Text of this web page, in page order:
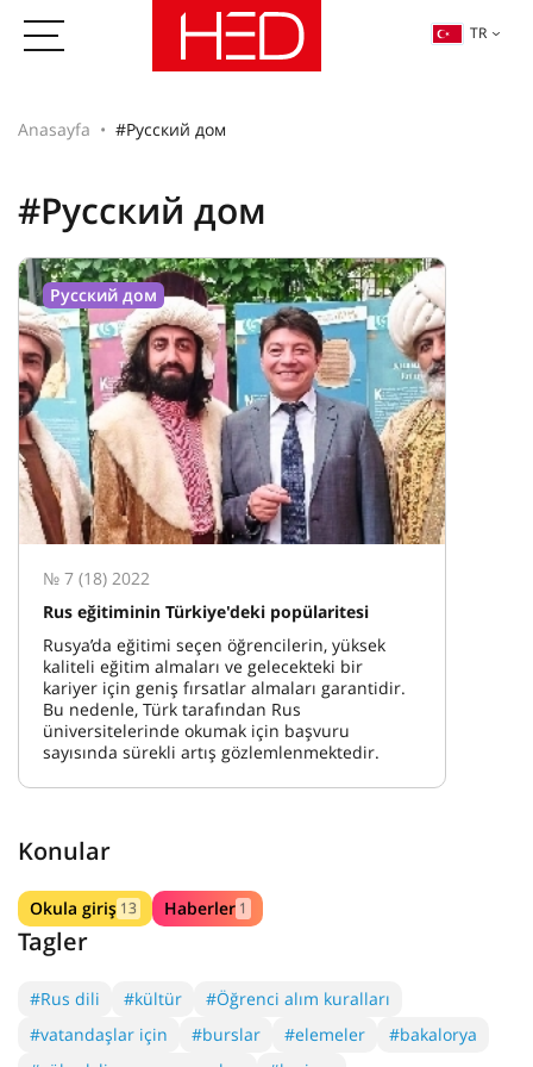
TR
Anasayfa #Русский дом
#Русский дом
Русский дом
№ 7 (18) 2022
Rus eğitiminin Türkiye'deki popülaritesi
Rusya’da eğitimi seçen öğrencilerin, yüksek
kaliteli eğitim almaları ve gelecekteki bir
kariyer için geniş fırsatlar almaları garantidir.
Bu nedenle, Türk tarafından Rus
üniversitelerinde okumak için başvuru
sayısında sürekli artış gözlemlenmektedir.
Konular
Okula giriş 13 Haberler 1
Tagler
#Rus dili #kültür
#Öğrenci alım kuralları
#vatandaşlar için
#burslar #elemeler
#bakalorya